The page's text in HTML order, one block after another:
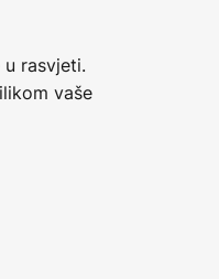
rasvjeti.
vaše